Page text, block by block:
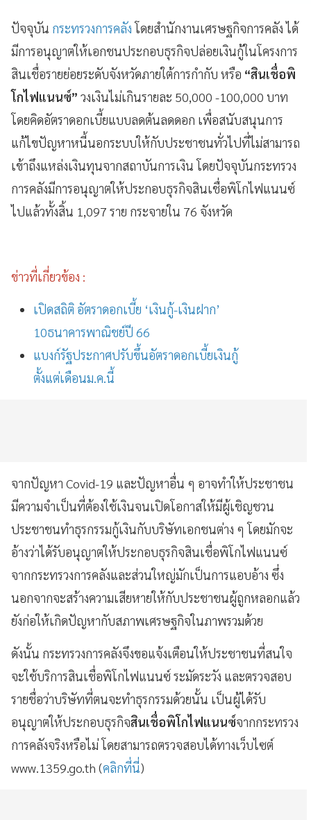
ปัจจุบัน กระทรวงการคลังโดยสำนักงานเศรษฐกิจการคลัง ได้
มีการอนุญาตให้เอกชนประกอบธุรกิจปล่อยเงินกู้ในโครงการ
สินเชื่อรายย่อยระดับจังหวัดภายใต้การกำกับ หรือ “สินเชื่อพิ
โกไฟแนนซ์” วงเงินไม่เกินรายละ 50,000 -100,000 บาท
โดยคิดอัตราดอกเบี้ยแบบลดต้นลดดอก เพื่อสนับสนุนการ
แก้ไขปัญหาหนี้นอกระบบให้กับประชาชนทั่วไปที่ไม่สามารถ
เข้าถึงแหล่งเงินทุนจากสถาบันการเงิน โดยปัจจุบันกระทรวง
การคลังมีการอนุญาตให้ประกอบธุรกิจสินเชื่อพิโกไฟแนนซ์
ไปแล้วทั้งสิ้น 1,097 ราย กระจายใน 76 จังหวัด
ข่าวที่เกี่ยวข้อง :
เปิดสถิติ อัตราดอกเบี้ย ‘เงินกู้-เงินฝาก’
10ธนาคารพาณิชย์ปี 66
แบงก์รัฐประกาศปรับขึ้นอัตราดอกเบี้ยเงินกู้
ตั้งแต่เดือนม.ค.นี้
จากปัญหา Covid-19 และปัญหาอื่น ๆ อาจทำให้ประชาชน
มีความจำเป็นที่ต้องใช้เงินจนเปิดโอกาสให้มีผู้เชิญชวน
ประชาชนทำธุรกรรมกู้เงินกับบริษัทเอกชนต่าง ๆ โดยมักจะ
อ้างว่าได้รับอนุญาตให้ประกอบธุรกิจสินเชื่อพิโกไฟแนนซ์
จากกระทรวงการคลังและส่วนใหญ่มักเป็นการแอบอ้าง ซึ่ง
นอกจากจะสร้างความเสียหายให้กับประชาชนผู้ถูกหลอกแล้ว
ยังก่อให้เกิดปัญหากับสภาพเศรษฐกิจในภาพรวมด้วย
ดังนั้น กระทรวงการคลังจึงขอแจ้งเตือนให้ประชาชนที่สนใจ
จะใช้บริการสินเชื่อพิโกไฟแนนซ์ ระมัดระวัง และตรวจสอบ
รายชื่อว่าบริษัทที่ตนจะทำธุรกรรมด้วยนั้น เป็นผู้ได้รับ
อนุญาตให้ประกอบธุรกิจสินเชื่อพิโกไฟแนนซ์จากกระทรวง
การคลังจริงหรือไม่ โดยสามารถตรวจสอบได้ทางเว็บไซต์
www.1359.go.th (คลิกที่นี่)